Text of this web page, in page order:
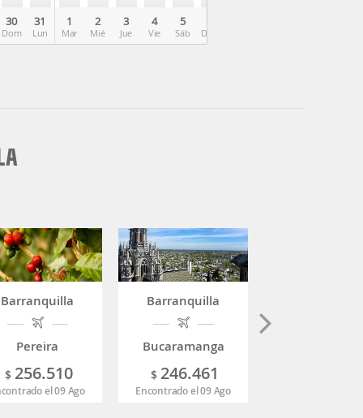
30
Dom
31
Lun
1
Mar
2
Mié
3
Jue
4
Vie
5
Sáb Dom
Barranquilla
Pereira
$ 256.510
el 09 Ago
Barranquilla
Bucaramanga
$ 246.461
Encontrado el 09 Ago